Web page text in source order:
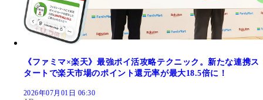
《ファミマ×楽天》最強ポイ活攻略テクニック。新たな連携ス
タートで楽天市場のポイント還元率が最大18.5倍に！
2026年07月01日 06:30